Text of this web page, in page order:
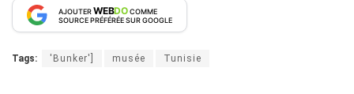
AJOUTERWEBDOCOMME
SOURCE PRÉFÉRÉE SUR GOOGLE
Tags: 'Bunker'] musée Tunisie